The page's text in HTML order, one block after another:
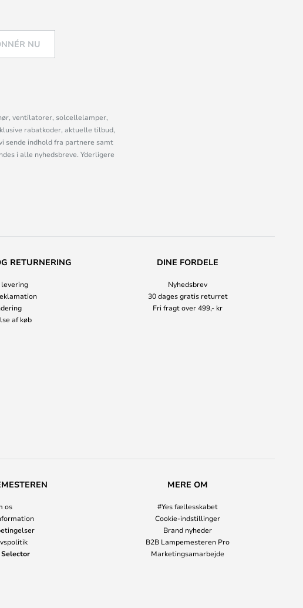
NU
ventilatorer, solcellelamper,
rabatkoder, aktuelle tilbud,
sende indhold fra partnere samt
i alle nyhedsbreve. Yderligere
RETURNERING
levering
af køb
DINE FORDELE
Nyhedsbrev
30 dages gratis returret
Fri fragt over 499,- kr
os
MERE OM
#Yes fællesskabet
Cookie-indstillinger
Brand nyheder
B2B Lampemesteren Pro
Marketingsamarbejde